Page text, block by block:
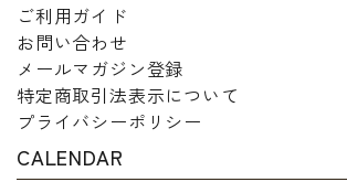
ご利用ガイド
お問い合わせ
メールマガジン登録
特定商取引法表示について
プライバシーポリシー
CALENDAR